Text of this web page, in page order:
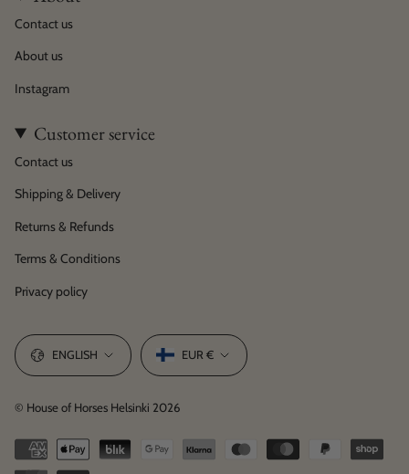
Contact us
About us
Instagram
Customer service
Contact us
Shipping & Delivery
Returns & Refunds
Terms & Conditions
Privacy policy
Language
ENGLISH Currency
EUR €
© House of Horses Helsinki 2026